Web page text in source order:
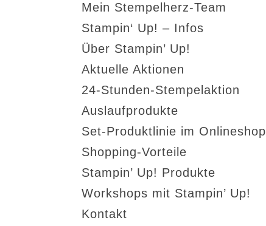
Mein Stempelherz-Team
Stampin‘ Up! – Infos
Über Stampin’ Up!
Aktuelle Aktionen
24-Stunden-Stempelaktion
Auslaufprodukte
Set-Produktlinie im Onlineshop
Shopping-Vorteile
Stampin’ Up! Produkte
Workshops mit Stampin’ Up!
Kontakt